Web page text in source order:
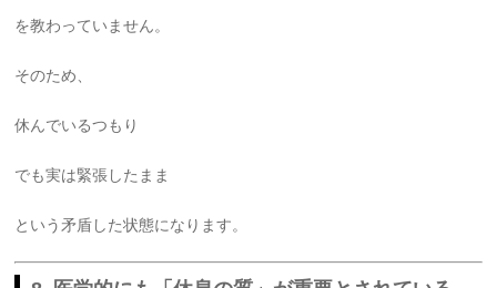
を教わっていません。
そのため、
休んでいるつもり
でも実は緊張したまま
という矛盾した状態になります。